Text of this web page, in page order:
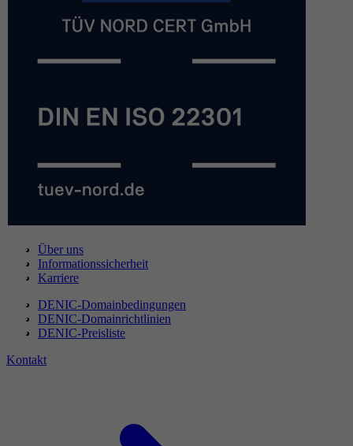
Über uns
Informationssicherheit
Karriere
DENIC-Domainbedingungen
DENIC-Domainrichtlinien
DENIC-Preisliste
Kontakt